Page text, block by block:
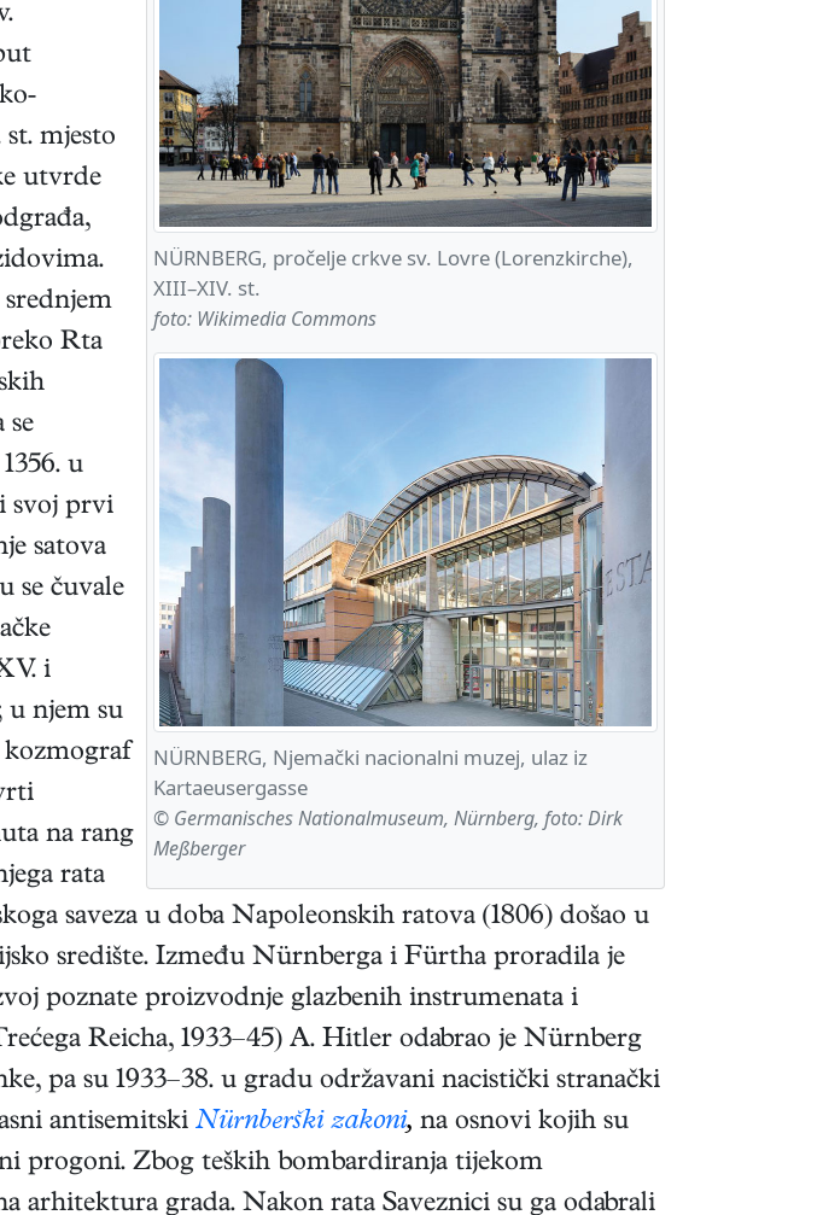
NÜRNBERG, pročelje crkve sv. Lovre (Lorenzkirche),
XIII–XIV. st.
foto: Wikimedia Commons
NÜRNBERG, Njemački nacionalni muzej, ulaz iz
Kartaeusergasse
© Germanisches Nationalmuseum, Nürnberg, foto: Dirk
Meßberger
mjesto
utvrde
srednjem
Rta
se
u
svoj prvi
satova
se čuvale
i
njem su
na rang
rata
saveza u doba Napoleonskih ratova (1806) došao u
središte. Između Nürnberga i Fürtha proradila je
poznate proizvodnje glazbenih instrumenata i
Reicha, 1933–45) A. Hitler odabrao je Nürnberg
pa su 1933–38. u gradu održavani nacistički stranački
antisemitski Nürnberški zakoni, na osnovi kojih su
progoni. Zbog teških bombardiranja tijekom
arhitektura grada. Nakon rata Saveznici su ga odabrali